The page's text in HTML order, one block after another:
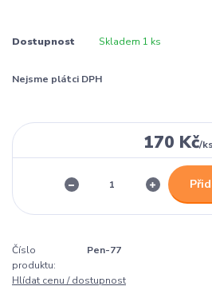
Dostupnost Skladem 1 ks
Nejsme plátci DPH
170 Kč/ks
Číslo
produktu:
Pen-77
Hlídat cenu / dostupnost